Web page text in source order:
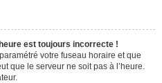
est toujours incorrecte !
votre fuseau horaire et que
que le serveur ne soit pas à l’heure.